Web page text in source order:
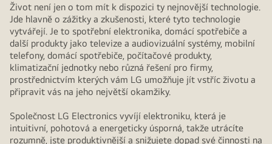
Život není jen o tom mít k dispozici ty nejnovější technologie.
Jde hlavně o zážitky a zkušenosti, které tyto technologie
vytvářejí. Je to spotřební elektronika, domácí spotřebiče a
další produkty jako televize a audiovizuální systémy, mobilní
telefony, domácí spotřebiče, počítačové produkty,
klimatizační jednotky nebo různá řešení pro firmy,
prostřednictvím kterých vám LG umožňuje jít vstříc životu a
připravit vás na jeho největší okamžiky.
Společnost LG Electronics vyvíjí elektroniku, která je
intuitivní, pohotová a energeticky úsporná, takže utrácíte
rozumně, jste produktivnější a snižujete dopad své činnosti na